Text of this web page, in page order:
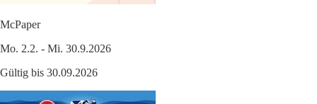
McPaper
Mo. 2.2. - Mi. 30.9.2026
Gültig bis 30.09.2026